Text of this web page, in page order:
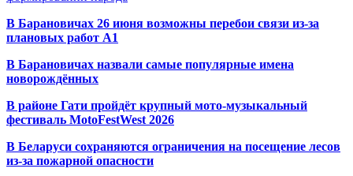
В Барановичах 26 июня возможны перебои связи из-за
плановых работ A1
В Барановичах назвали самые популярные имена
новорождённых
В районе Гати пройдёт крупный мото-музыкальный
фестиваль MotoFestWest 2026
В Беларуси сохраняются ограничения на посещение лесов
из-за пожарной опасности